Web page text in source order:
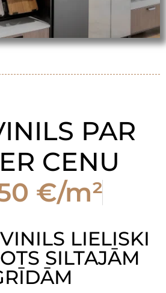
PAR
CENU
€/m²
LIELISKI
SILTAJĀM